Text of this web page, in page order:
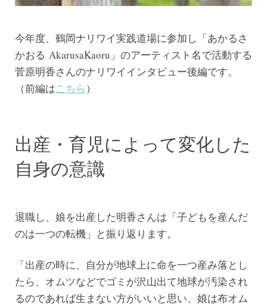
今年度、鶴岡ナリワイ実践道場に参加し「あかるさ
かおる AkarusaKaoru」のアーティスト名で活動する
菅原明香さんのナリワイインタビュー後編です。
（前編はこちら）
出産・育児によって変化した
自身の意識
退職し、娘を出産した明香さんは「子どもを産んだ
のは一つの転機」と振り返ります。
「出産の時に、自分が地球上に命を一つ産み落とし
たら、オムツなどでゴミが沢山出て地球が汚染され
るのであれば生まない方がいいと思い、娘は布オム